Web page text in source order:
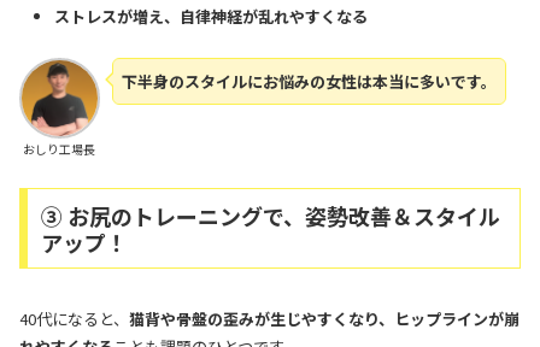
ストレスが増え、自律神経が乱れやすくなる
おしり工場長
下半身のスタイルにお悩みの女性は本当に多いです。
③ お尻のトレーニングで、姿勢改善＆スタイル
アップ！
40代になると、 猫背や骨盤の歪みが生じやすくなり、ヒップラインが崩